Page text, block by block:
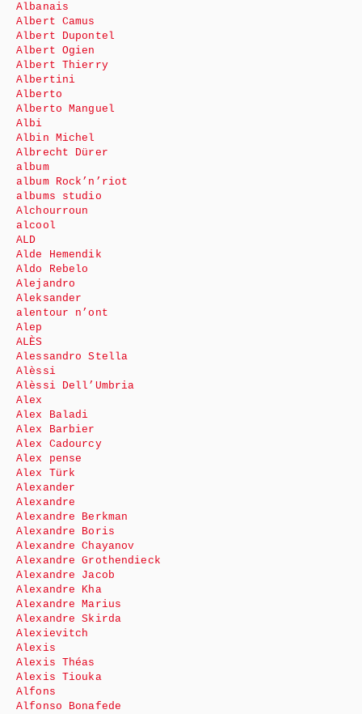
Albanais
Albert Camus
Albert Dupontel
Albert Ogien
Albert Thierry
Albertini
Alberto
Alberto Manguel
Albi
Albin Michel
Albrecht Dürer
album
album Rock’n’riot
albums studio
Alchourroun
alcool
ALD
Alde Hemendik
Aldo Rebelo
Alejandro
Aleksander
alentour n’ont
Alep
ALÈS
Alessandro Stella
Alèssi
Alèssi Dell’Umbria
Alex
Alex Baladi
Alex Barbier
Alex Cadourcy
Alex pense
Alex Türk
Alexander
Alexandre
Alexandre Berkman
Alexandre Boris
Alexandre Chayanov
Alexandre Grothendieck
Alexandre Jacob
Alexandre Kha
Alexandre Marius
Alexandre Skirda
Alexievitch
Alexis
Alexis Théas
Alexis Tiouka
Alfons
Alfonso Bonafede